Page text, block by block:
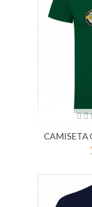
CAMISETA